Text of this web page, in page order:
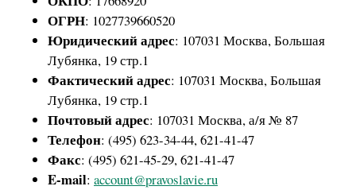
ОГРН: 1027739660520
Юридический адрес: 107031 Москва, Большая
Лубянка, 19 стр.1
Фактический адрес: 107031 Москва, Большая
Лубянка, 19 стр.1
Почтовый адрес: 107031 Москва, а/я № 87
Телефон: (495) 623-34-44, 621-41-47
Факс: (495) 621-45-29, 621-41-47
E-mail: account@pravoslavie.ru